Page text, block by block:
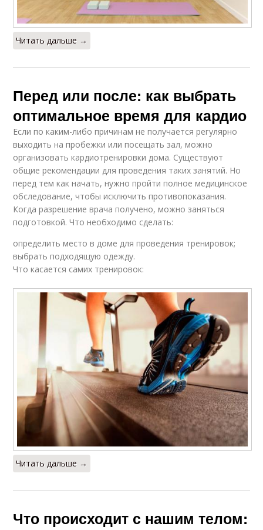
Читать дальше →
Перед или после: как выбрать
оптимальное время для кардио
Если по каким-либо причинам не получается регулярно
выходить на пробежки или посещать зал, можно
организовать кардиотренировки дома. Существуют
общие рекомендации для проведения таких занятий. Но
перед тем как начать, нужно пройти полное медицинское
обследование, чтобы исключить противопоказания.
Когда разрешение врача получено, можно заняться
подготовкой. Что необходимо сделать:
определить место в доме для проведения тренировок;
выбрать подходящую одежду.
Что касается самих тренировок:
Читать дальше →
Что происходит с нашим телом: